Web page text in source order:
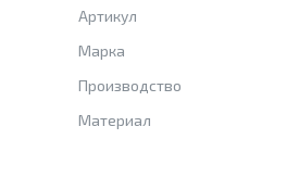
Артикул
Марка
Производство
Материал